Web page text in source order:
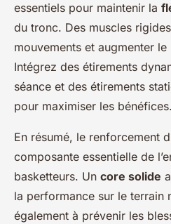
essentiels pour maintenir la
du tronc. Des muscles
mouvements et augmenter
Intégrez des étirements
séance et des étirements
pour maximiser les bénéfices.
En résumé, le renforcement
composante essentielle de
basketteurs. Un core solide
la performance sur le terrain
également à prévenir les